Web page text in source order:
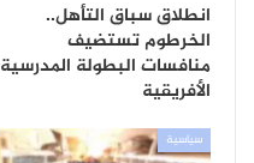
انطلاق سباق التأهل..
الخرطوم تستضيف
منافسات البطولة المدرسية
الأفريقية
سياسية